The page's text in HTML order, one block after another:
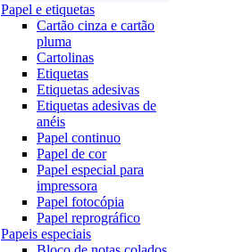
Papel e etiquetas
Cartão cinza e cartão
pluma
Cartolinas
Etiquetas
Etiquetas adesivas
Etiquetas adesivas de
anéis
Papel continuo
Papel de cor
Papel especial para
impressora
Papel fotocópia
Papel reprográfico
Papeis especiais